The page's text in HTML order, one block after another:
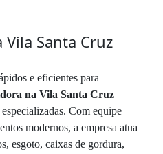
Santa Cruz
e eficientes para
na Vila Santa Cruz
Com equipe
modernos, a empresa atua
esgoto, caixas de gordura,